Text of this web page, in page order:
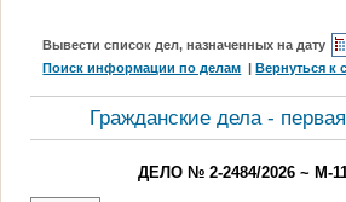
Вывести список дел, назначенных на дату
Поиск информации по делам |Вернуться к
Гражданские дела -
ДЕЛО № 2-2484/2026 ~ М-